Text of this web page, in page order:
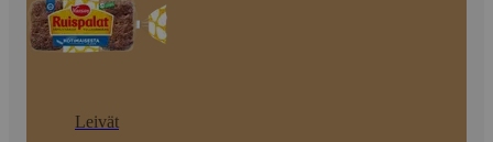
Leivät